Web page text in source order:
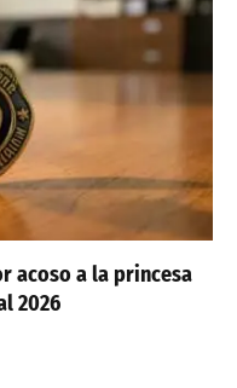
acoso a la princesa
2026